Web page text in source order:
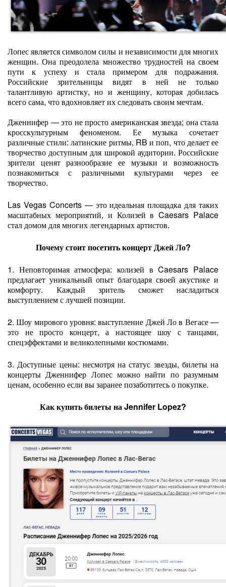
Лопес является символом силы и независимости для многих
женщин. Она преодолела множество трудностей на своем
пути к успеху и стала примером для подражания.
Российские зрительницы видят в ней не только
талантливую артистку, но и женщину, которая добилась
всего сама, что вдохновляет их следовать своим мечтам.
Дженнифер — это не просто американская звезда; она стала
кросскультурным феноменом. Ее музыка сочетает
различные стили: латинские ритмы, RB и поп, что делает ее
творчество доступным для широкой аудитории. Российские
зрители ценят разнообразие ее музыки и возможность
познакомиться с различными культурами через ее
творчество.
Las Vegas Concerts — это идеальная площадка для таких
масштабных мероприятий, и Колизей в Caesars Palace
стал домом для многих легендарных артистов.
Почему стоит посетить концерт Джей Ло?
1. Неповторимая атмосфера: колизей в Caesars Palace
предлагает уникальный опыт благодаря своей акустике и
комфорту. Каждый зритель сможет насладиться
выступлением с лучшей позиции.
2. Шоу мирового уровня: выступление Джей Ло в Вегасе —
это не просто концерт, а настоящее шоу с танцами,
спецэффектами и великолепными костюмами.
3. Доступные цены: несмотря на статус звезды, билеты на
концерты Дженнифер Лопес можно найти по разумным
ценам, особенно если вы заранее позаботитесь о покупке.
Как купить билеты на Jennifer Lopez?